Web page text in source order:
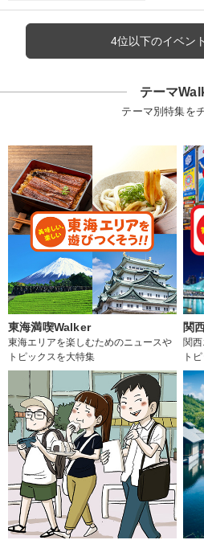
4位以下のイベン
テーマ
テーマ別特集を
東海満喫Walker
東海エリアを楽しむためのニュースや
トピックスを大特集
関
関
ト